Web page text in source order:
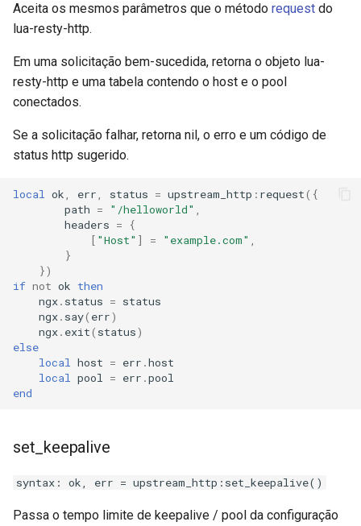
Aceita os mesmos parâmetros que o método request do
lua-resty-http.
Em uma solicitação bem-sucedida, retorna o objeto lua-
resty-http e uma tabela contendo o host e o pool
conectados.
Se a solicitação falhar, retorna nil, o erro e um código de
status http sugerido.
local ok err status = upstream_http : request({
path = "/helloworld"
headers =
{
[ "Host" ] = "example.com"
}
})
if not ok then
ngx. status = status
ngx. say( err)
ngx. exit( status)
else
local
host = err .host
local
pool = err .pool
end
set_keepalive
syntax: ok, err = upstream_http:set_keepalive()
Passa o tempo limite de keepalive / pool da configuração